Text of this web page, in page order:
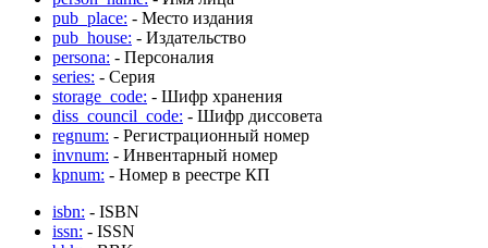
pub_place: - Место издания
pub_house: - Издательство
persona: - Персоналия
series: - Серия
storage_code: - Шифр хранения
diss_council_code: - Шифр диссовета
regnum: - Регистрационный номер
invnum: - Инвентарный номер
kpnum: - Номер в реестре КП
isbn: - ISBN
issn: - ISSN